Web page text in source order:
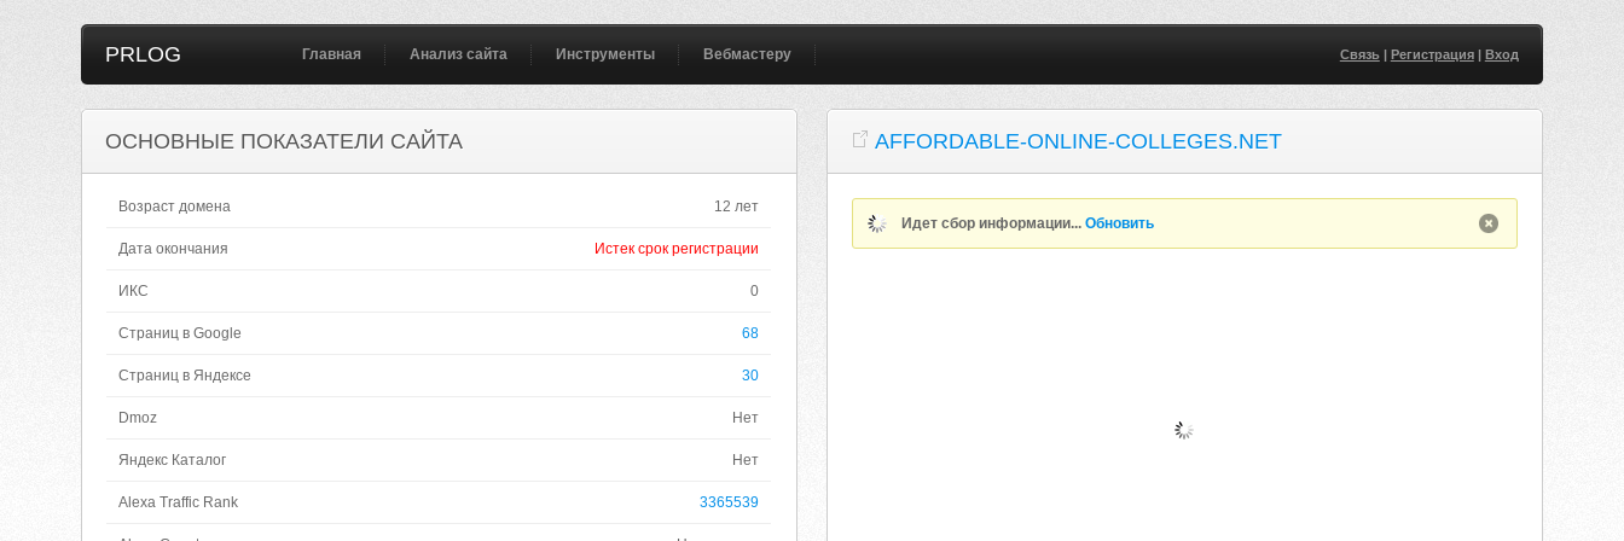
PRLOG Главная Анализ сайта Инструменты Вебмастеру Связь| Регистрация| Вход
ОСНОВНЫЕ ПОКАЗАТЕЛИ САЙТА
Возраст домена 12 лет
Дата окончания Истек срок регистрации
ИКС 0
Страниц в Google 68
Страниц в Яндексе 30
Dmoz Нет
Яндекс Каталог Нет
Alexa Traffic Rank 3365539
AFFORDABLE-ONLINE-COLLEGES.NET
Идет сбор информации...Обновить